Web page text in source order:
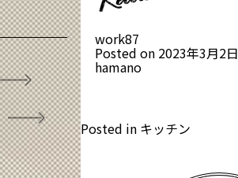
work87
Posted on 2023年3月2日
hamano
Posted in キッチン